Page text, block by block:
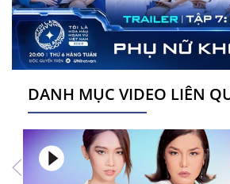
DANH MỤC VIDEO LIÊN